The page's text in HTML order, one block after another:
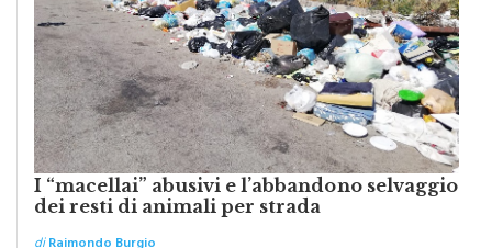
I “macellai” abusivi e l’abbandono selvaggio
dei resti di animali per strada